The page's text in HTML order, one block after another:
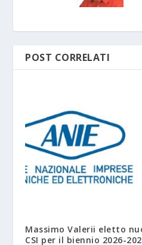
POST CORRELATI
Massimo Valerii eletto
CSI per il biennio 2026-